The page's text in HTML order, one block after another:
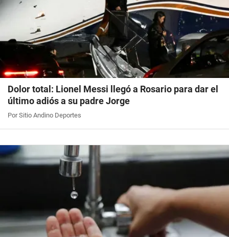
Dolor total: Lionel Messi llegó a Rosario para dar el
último adiós a su padre Jorge
Por Sitio Andino Deportes